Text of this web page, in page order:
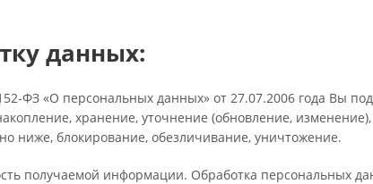
данных:
ФЗ «О персональных данных» от 27.07.2006 года Вы
хранение, уточнение (обновление,
ниже, блокирование, обезличивание, уничтожение.
получаемой информации. Обработка персональных